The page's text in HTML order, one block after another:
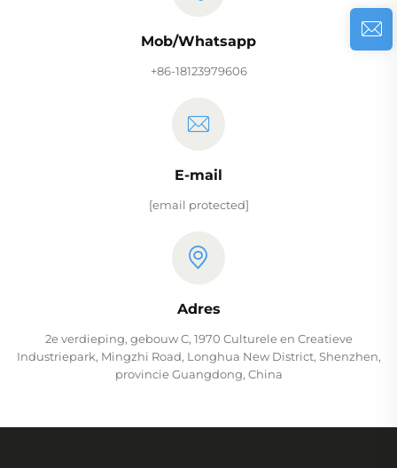
Mob/Whatsapp
+86-18123979606
E-mail
[email protected]
Adres
2e verdieping, gebouw C, 1970 Culturele en Creatieve
Industriepark, Mingzhi Road, Longhua New District, Shenzhen,
provincie Guangdong, China